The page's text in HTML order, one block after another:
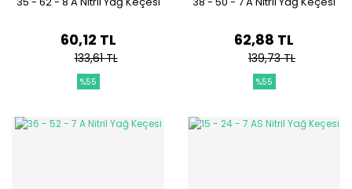
60,12 TL
133,61 TL
%55
62,88 TL
139,73 TL
%55